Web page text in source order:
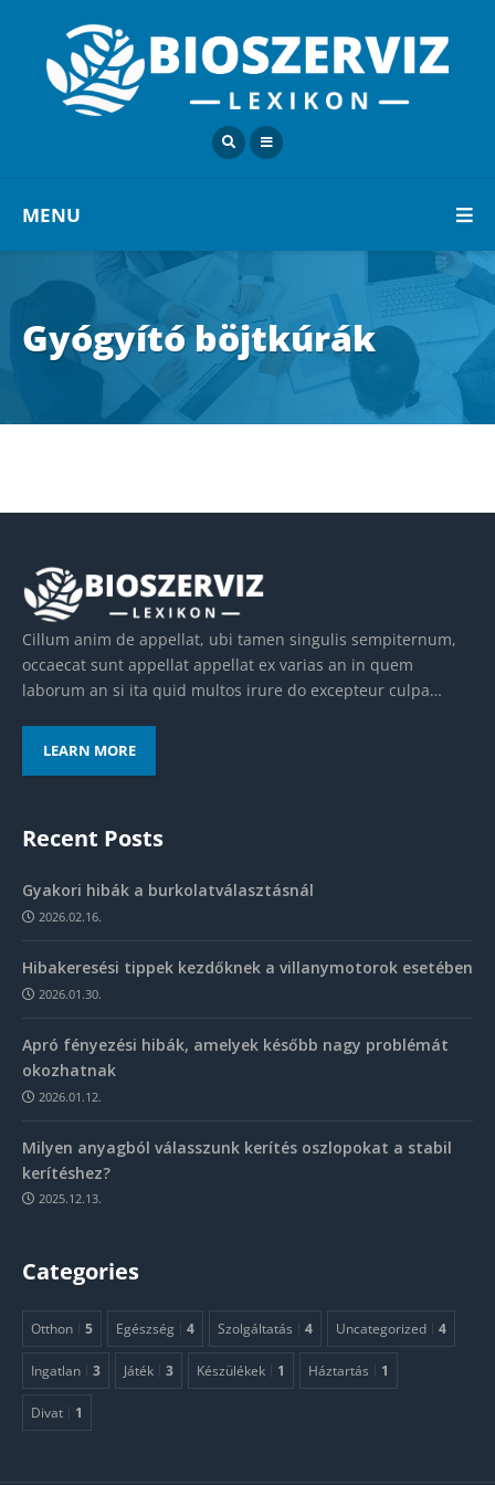
MENU
Gyógyító böjtkúrák
Cillum anim de appellat, ubi tamen singulis sempiternum,
occaecat sunt appellat appellat ex varias an in quem
laborum an si ita quid multos irure do excepteur culpa…
LEARN MORE
Recent Posts
Gyakori hibák a burkolatválasztásnál
2026.02.16.
Hibakeresési tippek kezdőknek a villanymotorok esetében
2026.01.30.
Apró fényezési hibák, amelyek később nagy problémát
okozhatnak
2026.01.12.
Milyen anyagból válasszunk kerítés oszlopokat a stabil
kerítéshez?
2025.12.13.
Categories
Otthon 5 Egészség 4 Szolgáltatás 4 Uncategorized 4
Ingatlan 3 Játék 3 Készülékek 1 Háztartás 1
Divat 1